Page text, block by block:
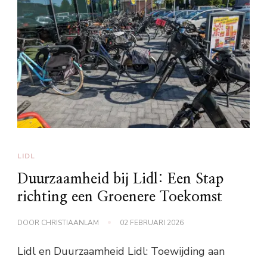
LIDL
Duurzaamheid bij Lidl: Een Stap
richting een Groenere Toekomst
DOOR CHRISTIAANLAM 02 FEBRUARI 2026
Lidl en Duurzaamheid Lidl: Toewijding aan